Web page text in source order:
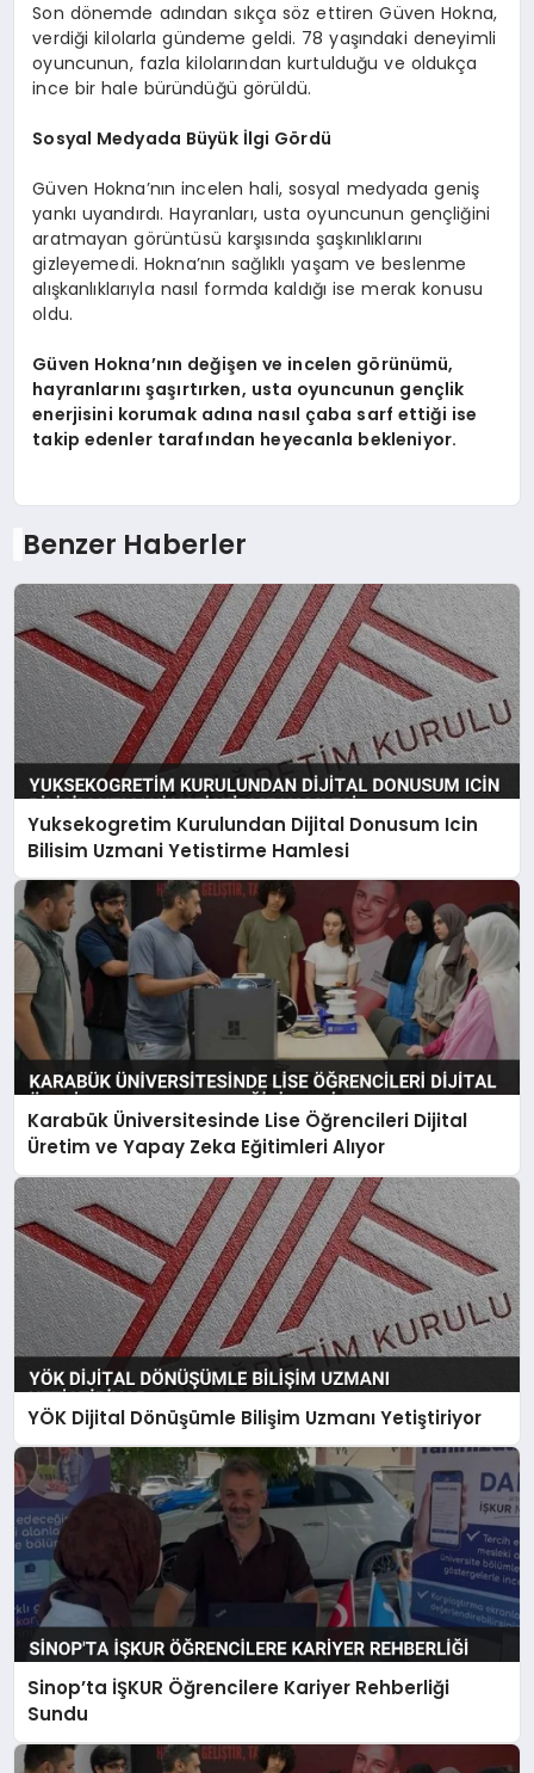
OYUN
Son dönemde adından sıkça söz ettiren Güven Hokna,
verdiği kilolarla gündeme geldi. 78 yaşındaki deneyimli
oyuncunun, fazla kilolarından kurtulduğu ve oldukça
ince bir hale büründüğü görüldü.
Sosyal Medyada Büyük İlgi Gördü
Güven Hokna’nın incelen hali, sosyal medyada geniş
yankı uyandırdı. Hayranları, usta oyuncunun gençliğini
aratmayan görüntüsü karşısında şaşkınlıklarını
gizleyemedi. Hokna’nın sağlıklı yaşam ve beslenme
alışkanlıklarıyla nasıl formda kaldığı ise merak konusu
oldu.
Güven Hokna’nın değişen ve incelen görünümü,
hayranlarını şaşırtırken, usta oyuncunun gençlik
enerjisini korumak adına nasıl çaba sarf ettiği ise
takip edenler tarafından heyecanla bekleniyor.
Benzer Haberler
Yuksekogretim Kurulundan Dijital Donusum Icin
Bilisim Uzmani Yetistirme Hamlesi
Karabük Üniversitesinde Lise Öğrencileri Dijital
Üretim ve Yapay Zeka Eğitimleri Alıyor
YÖK Dijital Dönüşümle Bilişim Uzmanı Yetiştiriyor
Sinop’ta İŞKUR Öğrencilere Kariyer Rehberliği
Sundu